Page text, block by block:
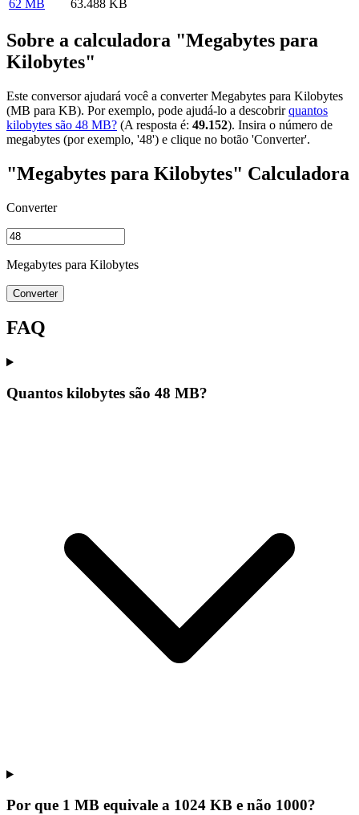
62 MB 63.488 KB
Sobre a calculadora "Megabytes para
Kilobytes"
Este conversor ajudará você a converter Megabytes para Kilobytes
(MB para KB). Por exemplo, pode ajudá-lo a descobrirquantos
kilobytes são 48 MB? (A resposta é: 49.152). Insira o número de
megabytes (por exemplo, '48') e clique no botão 'Converter'.
"Megabytes para Kilobytes" Calculadora
Converter
Megabytes para Kilobytes
Converter
FAQ
Quantos kilobytes são 48 MB?
Por que 1 MB equivale a 1024 KB e não 1000?